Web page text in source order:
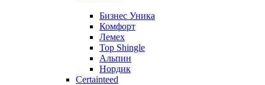
Бизнес Уника
Комфорт
Лемех
Top Shingle
Альпин
Нордик
Certainteed